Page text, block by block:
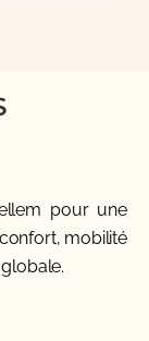
pour une
mobilité